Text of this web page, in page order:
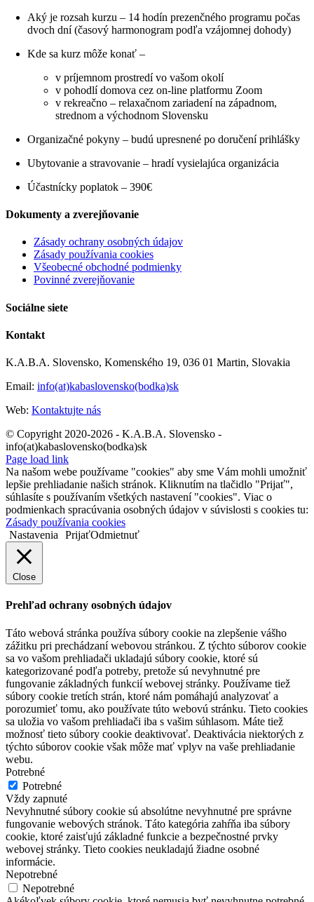
Aký je rozsah kurzu – 14 hodín prezenčného programu počas
dvoch dní (časový harmonogram podľa vzájomnej dohody)
Kde sa kurz môže konať –
v príjemnom prostredí vo vašom okolí
v pohodlí domova cez on-line platformu Zoom
v rekreačno – relaxačnom zariadení na západnom,
strednom a východnom Slovensku
Organizačné pokyny – budú upresnené po doručení prihlášky
Ubytovanie a stravovanie – hradí vysielajúca organizácia
Účastnícky poplatok – 390€
Dokumenty a zverejňovanie
Zásady ochrany osobných údajov
Zásady používania cookies
Všeobecné obchodné podmienky
Povinné zverejňovanie
Sociálne siete
Kontakt
K.A.B.A. Slovensko, Komenského 19, 036 01 Martin, Slovakia
Email: info(at)kabaslovensko(bodka)sk
Web: Kontaktujte nás
© Copyright 2020-2026 - K.A.B.A. Slovensko -
info(at)kabaslovensko(bodka)sk
Page load link
Na našom webe používame "cookies" aby sme Vám mohli umožniť
lepšie prehliadanie našich stránok. Kliknutím na tlačidlo "Prijať",
súhlasíte s používaním všetkých nastavení "cookies". Viac o
podmienkach spracúvania osobných údajov v súvislosti s cookies tu:
Zásady používania cookies
Nastavenia
PrijaťOdmietnuť
Close
Prehľad ochrany osobných údajov
Táto webová stránka používa súbory cookie na zlepšenie vášho
zážitku pri prechádzaní webovou stránkou. Z týchto súborov cookie
sa vo vašom prehliadači ukladajú súbory cookie, ktoré sú
kategorizované podľa potreby, pretože sú nevyhnutné pre
fungovanie základných funkcií webovej stránky. Používame tiež
súbory cookie tretích strán, ktoré nám pomáhajú analyzovať a
porozumieť tomu, ako používate túto webovú stránku. Tieto cookies
sa uložia vo vašom prehliadači iba s vašim súhlasom. Máte tiež
možnosť tieto súbory cookie deaktivovať. Deaktivácia niektorých z
týchto súborov cookie však môže mať vplyv na vaše prehliadanie
webu.
Potrebné
Potrebné
Vždy zapnuté
Nevyhnutné súbory cookie sú absolútne nevyhnutné pre správne
fungovanie webových stránok. Táto kategória zahŕňa iba súbory
cookie, ktoré zaisťujú základné funkcie a bezpečnostné prvky
webovej stránky. Tieto cookies neukladajú žiadne osobné
informácie.
Nepotrebné
Nepotrebné